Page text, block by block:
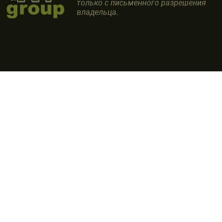
только с письменного разрешения
владельца.